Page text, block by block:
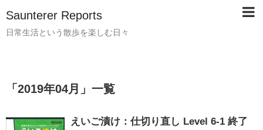
Saunterer Reports
日常生活という散歩を楽しむ日々
「 2019年04月 」 一覧
えいご漬け：仕切り直し Level 6-1 終了